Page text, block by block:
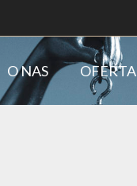
O NAS OFERTA